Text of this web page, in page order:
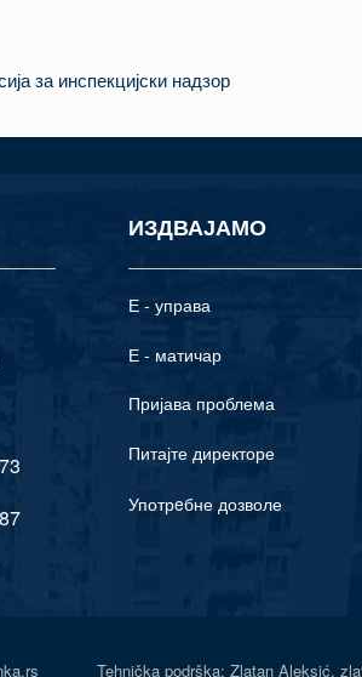
за инспекцијски надзор
ИЗДВАЈАМО
Е - управа
Е - матичар
Пријава проблема
Питајте директоре
Употрeбне дозволе
Tehnička podrška: Zlatan Aleksić,